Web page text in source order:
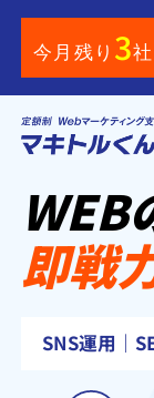
今月残り 3社
WEB
即戦
SNS運用｜